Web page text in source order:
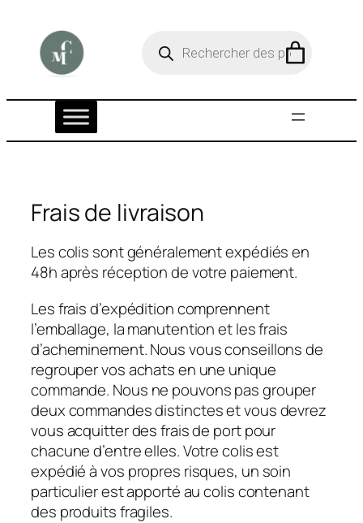
contenu
e
h
r
o
u
i
t
s
Frais de livraison
Les colis sont généralement expédiés en
48h après réception de votre paiement.
Les frais d’expédition comprennent
l’emballage, la manutention et les frais
d’acheminement. Nous vous conseillons de
regrouper vos achats en une unique
commande. Nous ne pouvons pas grouper
deux commandes distinctes et vous devrez
vous acquitter des frais de port pour
chacune d’entre elles. Votre colis est
expédié à vos propres risques, un soin
particulier est apporté au colis contenant
des produits fragiles.